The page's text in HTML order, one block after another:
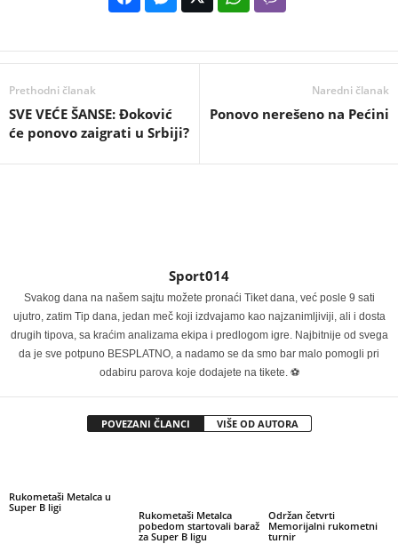
Prethodni članak
SVE VEĆE ŠANSE: Đoković
će ponovo zaigrati u Srbiji?
Naredni članak
Ponovo nerešeno na Pećini
Sport014
Svakog dana na našem sajtu možete pronaći Tiket dana, već posle 9 sati
ujutro, zatim Tip dana, jedan meč koji izdvajamo kao najzanimljiviji, ali i dosta
drugih tipova, sa kraćim analizama ekipa i predlogom igre. Najbitnije od svega
da je sve potpuno BESPLATNO, a nadamo se da smo bar malo pomogli pri
odabiru parova koje dodajete na tikete. ⚽
POVEZANI ČLANCI VIŠE OD AUTORA
Rukometaši Metalca u
Super B ligi
Rukometaši Metalca
pobedom startovali baraž
za Super B ligu
Održan četvrti
Memorijalni rukometni
turnir